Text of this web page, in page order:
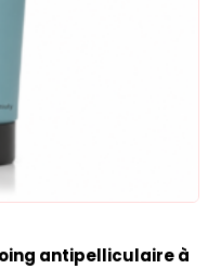
antipelliculaire à